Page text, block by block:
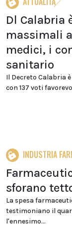
Dl Calabria
massimali
medici, i
sanitario
Il Decreto Calabria
con 137 voti
INDUSTRIA
sforano
La spesa
testimoniano il
l'ennesimo...